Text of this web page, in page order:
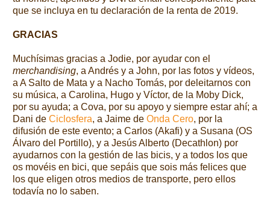
que se incluya en tu declaración de la renta de 2019.
GRACIAS
Muchísimas gracias a Jodie, por ayudar con el
merchandising, a Andrés y a John, por las fotos y vídeos,
a A Salto de Mata y a Nacho Tomás, por deleitarnos con
su música, a Carolina, Hugo y Víctor, de la Moby Dick,
por su ayuda; a Cova, por su apoyo y siempre estar ahí; a
Dani de Ciclosfera, a Jaime de Onda Cero, por la
difusión de este evento; a Carlos (Akafi) y a Susana (OS
Álvaro del Portillo), y a Jesús Alberto (Decathlon) por
ayudarnos con la gestión de las bicis, y a todos los que
os movéis en bici, que sepáis que sois más felices que
los que eligen otros medios de transporte, pero ellos
todavía no lo saben.